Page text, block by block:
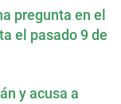
pregunta en el
el pasado 9 de
y acusa a